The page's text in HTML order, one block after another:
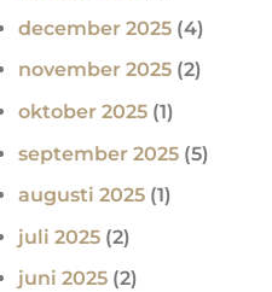
december 2025 (4)
november 2025 (2)
oktober 2025 (1)
september 2025 (5)
augusti 2025 (1)
juli 2025 (2)
juni 2025 (2)